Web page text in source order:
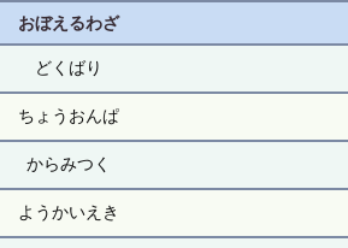
おぼえるわざ
どくばり
ちょうおんぱ
からみつく
ようかいえき